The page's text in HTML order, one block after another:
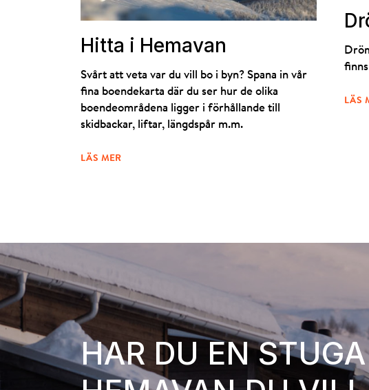
Hitta i Hemavan
Svårt att veta var du vill bo i byn? Spana in vår
fina boendekarta där du ser hur de olika
boendeområdena ligger i förhållande till
skidbackar, liftar, längdspår m.m.
LÄS MER
LÄS
FÖRSTA LIFTEN
HAR DU EN